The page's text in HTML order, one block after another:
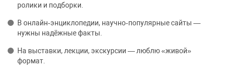
ролики и подборки.
В онлайн‑энциклопедии, научно‑популярные сайты —
нужны надёжные факты.
На выставки, лекции, экскурсии — люблю «живой»
формат.